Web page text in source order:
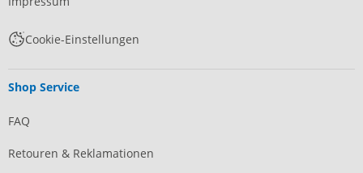
Cookie-Einstellungen
Shop Service
FAQ
Retouren & Reklamationen